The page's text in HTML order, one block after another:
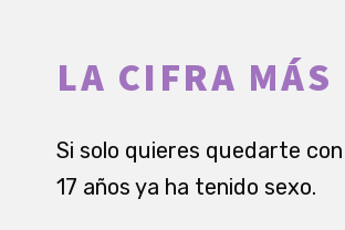
LA CIFRA
Si solo quieres quedarte
17 años ya ha tenido sexo.